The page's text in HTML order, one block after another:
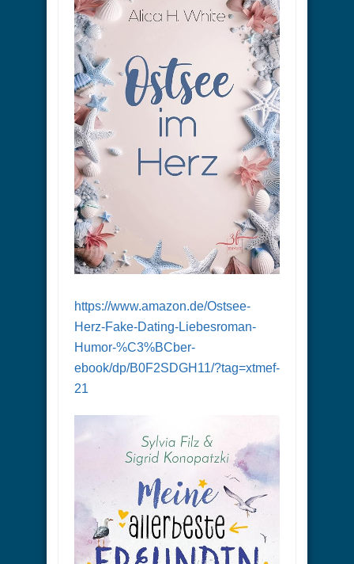
https://www.amazon.de/Ostsee-
Herz-Fake-Dating-Liebesroman-
Humor-%C3%BCber-
ebook/dp/B0F2SDGH11/?tag=xtmef-
21